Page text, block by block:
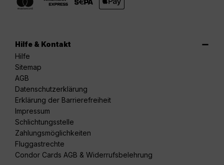
Hilfe & Kontakt
Hilfe
Sitemap
AGB
Datenschutzerklärung
Erklärung der Barrierefreiheit
Impressum
Schlichtungsstelle
Zahlungsmöglichkeiten
Fluggastrechte
Condor Cards AGB & Widerrufsbelehrung